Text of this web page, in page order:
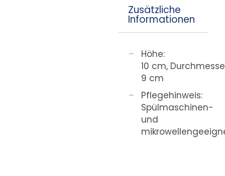
Zusätzliche
Informationen
Höhe:
10 cm,
9 cm
Pflegehinweis:
Spülmaschinen-
und